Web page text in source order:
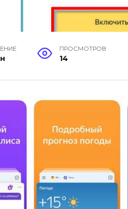
ПРОСМОТРОВ
14